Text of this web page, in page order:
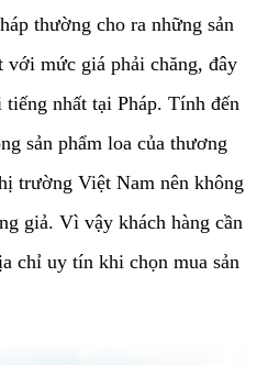
thường cho ra những sản
mức giá phải chăng, đây
nhất tại Pháp. Tính đến
sản phẩm loa của thương
trường Việt Nam nên không
giả. Vì vậy khách hàng cần
chỉ uy tín khi chọn mua sản